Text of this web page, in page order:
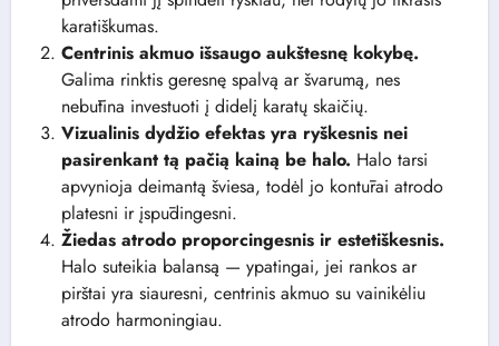
karatiškumas.
Centrinis akmuo išsaugo aukštesnę kokybę.
Galima rinktis geresnę spalvą ar švarumą, nes
nebūtina investuoti į didelį karatų skaičių.
Vizualinis dydžio efektas yra ryškesnis nei
pasirenkant tą pačią kainą be halo. Halo tarsi
apvynioja deimantą šviesa, todėl jo kontūrai atrodo
platesni ir įspūdingesni.
Žiedas atrodo proporcingesnis ir estetiškesnis.
Halo suteikia balansą — ypatingai, jei rankos ar
pirštai yra siauresni, centrinis akmuo su vainikėliu
atrodo harmoningiau.